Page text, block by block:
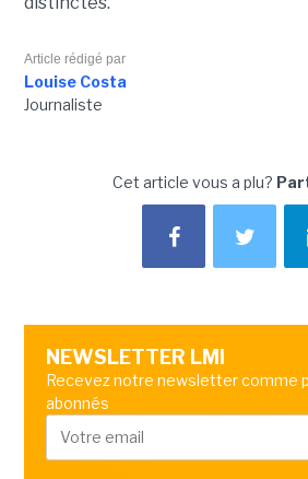
Article rédigé par
Louise Costa
Journaliste
Cet article vous a plu?
NEWSLETTER LMI
Recevez notre newsletter comme
abonnés